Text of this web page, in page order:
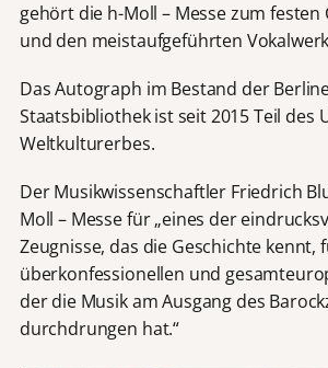
gehört die h-Moll – Messe zum
und den meistaufgeführten
Das Autograph im Bestand der
Staatsbibliothek ist seit 2015 Teil des
Weltkulturerbes.
Der Musikwissenschaftler Friedrich
Moll – Messe für „eines der
Zeugnisse, das die Geschichte kennt,
überkonfessionellen und
der die Musik am Ausgang des
durchdrungen hat.“